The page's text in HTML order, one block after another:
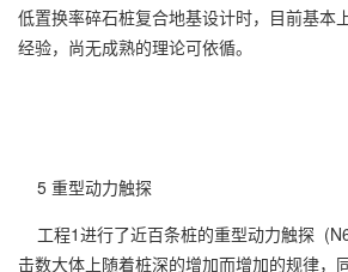
低置换率碎石桩复合地基设计时，目前基本
经验，尚无成熟的理论可依循。
5 重型动力触探
工程1进行了近百条桩的重型动力触探
击数大体上随着桩深的增加而增加的规律，